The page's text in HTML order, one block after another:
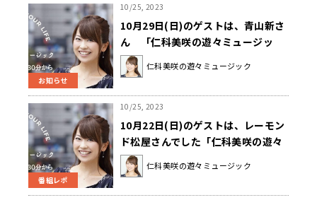
お知らせ
10/25, 2023
10月29日(日)のゲストは、青山新さ
ん 「仁科美咲の遊々ミュージッ
ク」
仁科美咲の遊々ミュージック
番組レポ
10/25, 2023
10月22日(日)のゲストは、レーモン
ド松屋さんでした「仁科美咲の遊々
ミュージック」
仁科美咲の遊々ミュージック